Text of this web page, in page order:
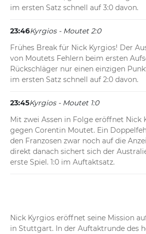
im ersten Satz schnell auf 3:0 davon.
23:46Kyrgios - Moutet 2:0
Frühes Break für Nick Kyrgios! Der
von Moutets Fehlern beim ersten
Rückschläger nur einen einzigen
im ersten Satz schnell auf 2:0 davon.
23:45Kyrgios - Moutet 1:0
Mit zwei Assen in Folge eröffnet Nick
gegen Corentin Moutet. Ein
den Franzosen zwar noch auf die
direkt danach sichert sich der
erste Spiel. 1:0 im Auftaktsatz.
Nick Kyrgios eröffnet seine Mission
in Stuttgart. In der Auftaktrunde des